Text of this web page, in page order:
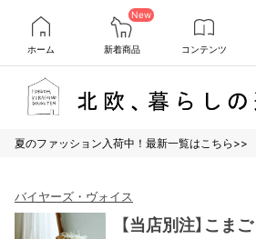
ホーム
New
新着商品 コンテンツ
夏のファッション入荷中！最新一覧はこちら>>
バイヤーズ・ヴォイス
【当店別注】こま